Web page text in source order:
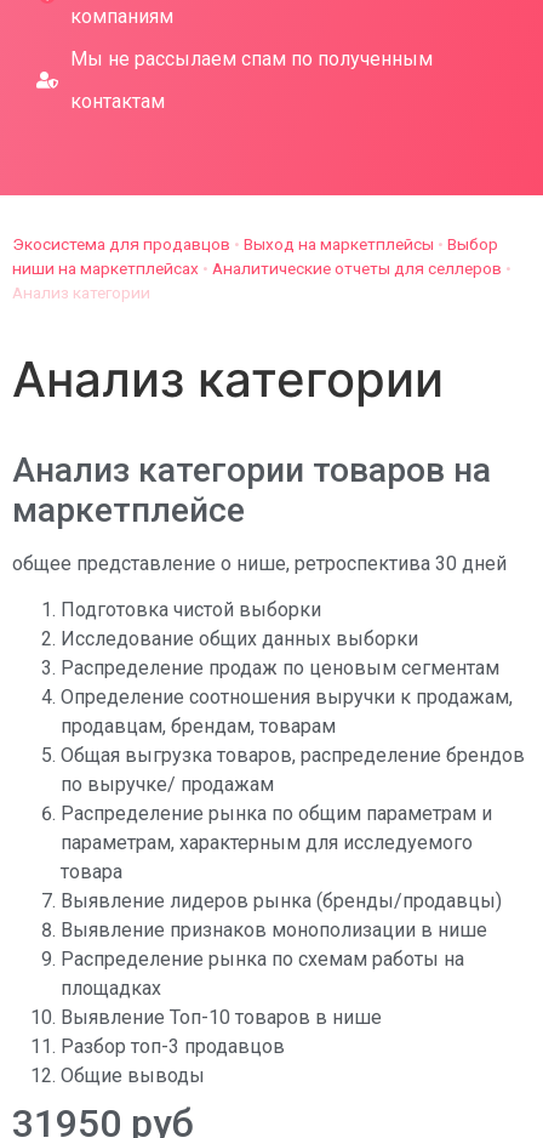
компаниям
Мы не рассылаем спам по полученным
контактам
Экосистема для продавцов • Выход на маркетплейсы • Выбор
ниши на маркетплейсах • Аналитические отчеты для селлеров •
Анализ категории
Анализ категории
Анализ категории товаров на
маркетплейсе
общее представление о нише, ретроспектива 30 дней
Подготовка чистой выборки
Исследование общих данных выборки
Распределение продаж по ценовым сегментам
Определение соотношения выручки к продажам,
продавцам, брендам, товарам
Общая выгрузка товаров, распределение брендов
по выручке/ продажам
Распределение рынка по общим параметрам и
параметрам, характерным для исследуемого
товара
Выявление лидеров рынка (бренды/продавцы)
Выявление признаков монополизации в нише
Распределение рынка по схемам работы на
площадках
Выявление Топ-10 товаров в нише
Разбор топ-3 продавцов
Общие выводы
31950 руб